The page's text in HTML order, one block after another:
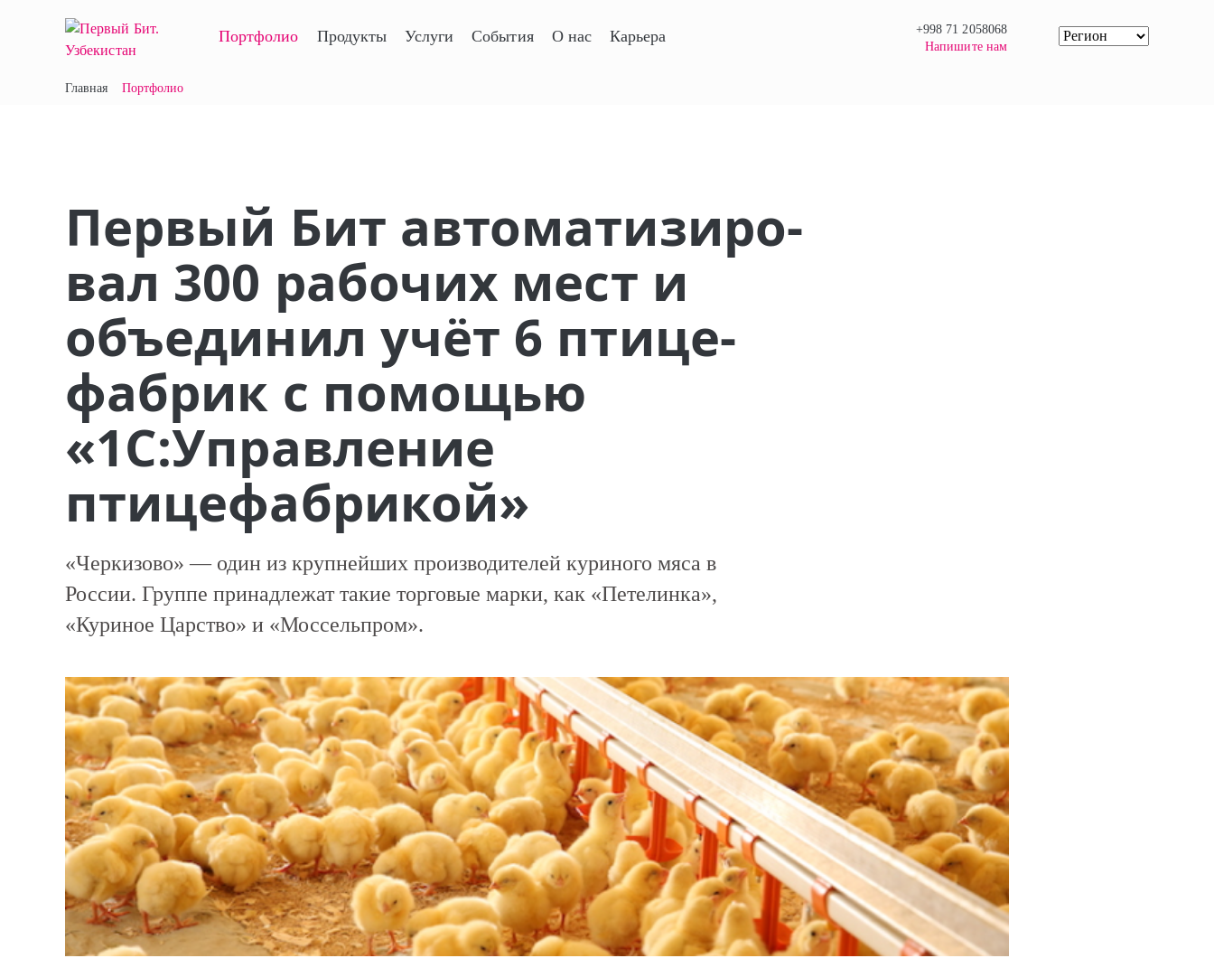
Портфолио Продукты Услуги События О нас Карьера
+998 71 2058068
Напишите нам
Главная Портфолио
Первый Бит авто­ма­ти­зи­ро­
вал 300 рабочих мест и
объединил учёт 6 птице­
фабрик с помощью
«1С:Управление
птицефабрикой»
«Черкизово» — один из крупнейших производителей куриного мяса в
России. Группе принадлежат такие торговые марки, как «Петелинка»,
«Куриное Царство» и «Моссельпром».